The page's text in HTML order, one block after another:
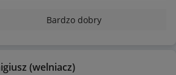
Bardzo dobry
(welniacz)